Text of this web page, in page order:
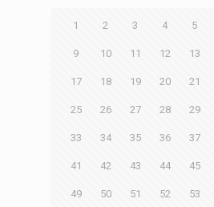
1 2 3 4 5
9 10 11 12 13
17 18 19 20 21
25 26 27 28 29
33 34 35 36 37
41 42 43 44 45
49 50 51 52 53